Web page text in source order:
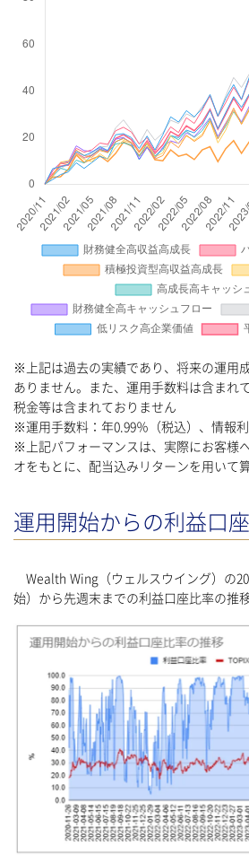
※上記は過去の実績であり、将来の運用
ありません。また、運用手数料は含まれ
税金等は含まれておりません
※運用手数料：年0.99％（税込）、情報利
※上記パフォーマンスは、実際にお客様
オをもとに、配当込みリターンを用いて
運用開始からの利益口
Wealth Wing（ウェルスウイング）の
始）から先週末までの利益口座比率の推移